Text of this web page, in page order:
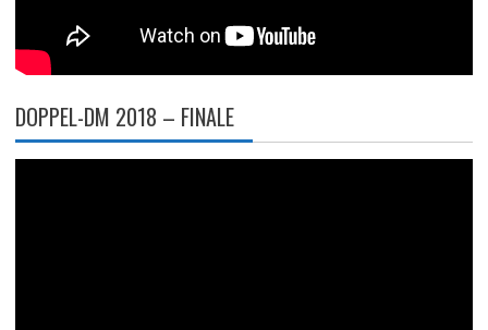
DOPPEL-DM 2018 – FINALE